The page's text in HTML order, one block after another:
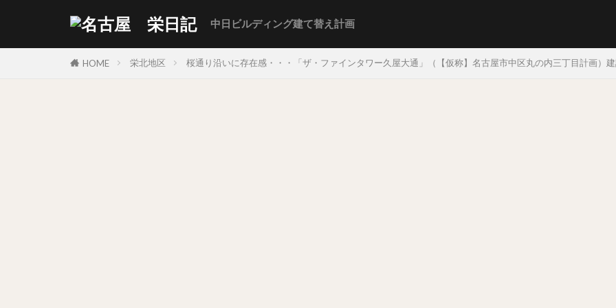
中日ビルディング建て替え計画
HOME 栄北地区 桜通り沿いに存在感・・・「ザ・ファインタワー久屋大通」（【仮称】名古屋市中区丸の内三丁目計画